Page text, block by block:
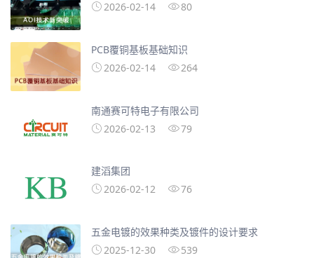
2026-02-14
80
PCB覆铜基板基础知识
2026-02-14
264
南通赛可特电子有限公司
2026-02-13
79
​建滔集团
2026-02-12
76
五金电镀的效果种类及镀件的设计要求
2025-12-30
539